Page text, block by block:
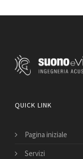
QUICK LINK
Pagina iniziale
Servizi